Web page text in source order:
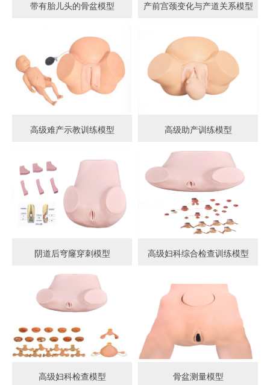
带有胎儿头的骨盆模型 产前宫颈变化与产道关系模型
高级难产示教训练模型 高级助产训练模型
阴道后穹窿穿刺模型 高级妇科综合检查训练模型
高级妇科检查模型 骨盆测量模型